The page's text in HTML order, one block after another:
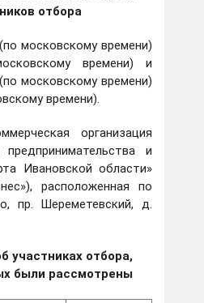
отбора
московскому времени)
времени) и
московскому времени)
времени).
организация
и
Ивановской области»
расположенная по
пр. Шереметевский, д.
участниках отбора,
были рассмотрены